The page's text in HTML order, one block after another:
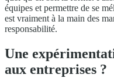
équipes et permettre de se
est vraiment à la main des
responsabilité.
Une
aux entreprises ?